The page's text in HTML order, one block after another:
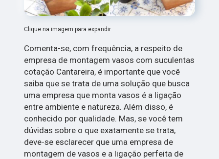
Clique na imagem para expandir
Comenta-se, com frequência, a respeito de
empresa de montagem vasos com suculentas
cotação Cantareira, é importante que você
saiba que se trata de uma solução que busca
uma empresa que monta vasos é a ligação
entre ambiente e natureza. Além disso, é
conhecido por qualidade. Mas, se você tem
dúvidas sobre o que exatamente se trata,
deve-se esclarecer que uma empresa de
montagem de vasos e a ligação perfeita de